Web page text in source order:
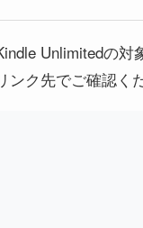
Unlimitedの対
ンク先でご確認く